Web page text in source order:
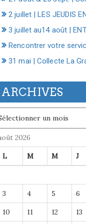
2 juillet | LES JEUDIS
3 juillet au14 août |
Rencontrer votre
31 mai | Collecte La
ARCHIVES
2026
L M M J
3 4 5 6
10 11 12 13